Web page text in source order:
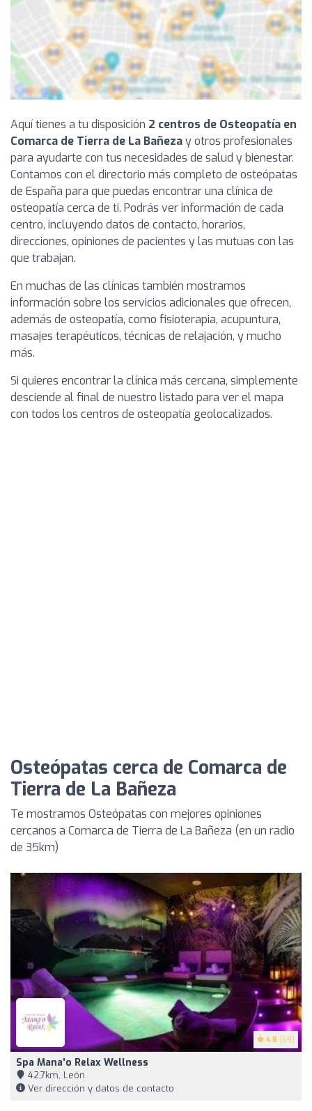
Aquí tienes a tu disposición 2 centros de Osteopatía en
Comarca de Tierra de La Bañezay otros profesionales
para ayudarte con tus necesidades de salud y bienestar.
Contamos con el directorio más completo de osteópatas
de España para que puedas encontrar una clínica de
osteopatía cerca de ti. Podrás ver información de cada
centro, incluyendo datos de contacto, horarios,
direcciones, opiniones de pacientes y las mutuas con las
que trabajan.
En muchas de las clínicas también mostramos
información sobre los servicios adicionales que ofrecen,
además de osteopatía, como fisioterapia, acupuntura,
masajes terapéuticos, técnicas de relajación, y mucho
más.
Si quieres encontrar la clínica más cercana, simplemente
desciende al final de nuestro listado para ver el mapa
con todos los centros de osteopatía geolocalizados.
Osteópatas cerca de Comarca de
Tierra de La Bañeza
Te mostramos Osteópatas con mejores opiniones
cercanos a Comarca de Tierra de La Bañeza (en un radio
de 35km)
4.8 (69)
Spa Mana'o Relax Wellness
42,7km, León
Ver dirección y datos de contacto